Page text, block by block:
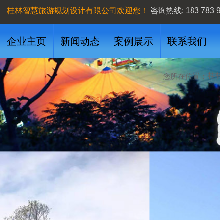
咨询热线: 183 783
桂林智慧旅游规划设计有限公司欢迎您！
企业主页 新闻动态 案例展示 联系我们
您所在位置： 桂